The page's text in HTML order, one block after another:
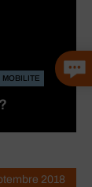
MOBILITE
2018